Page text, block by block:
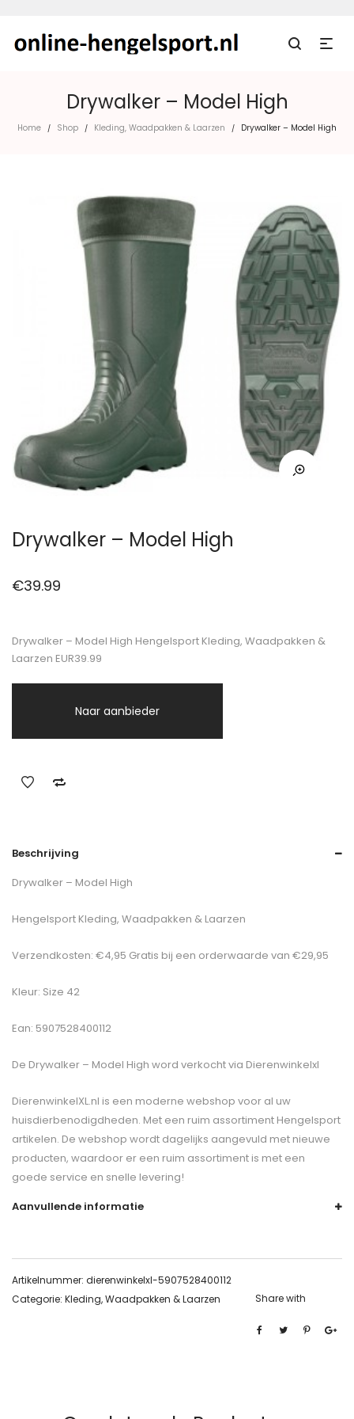
Drywalker – Model High
Home / Shop / Kleding, Waadpakken & Laarzen / Drywalker – Model High
Drywalker – Model High
€39.99
Drywalker – Model High Hengelsport Kleding, Waadpakken &
Laarzen EUR39.99
Naar aanbieder
Beschrijving
Drywalker – Model High
Hengelsport Kleding, Waadpakken & Laarzen
Verzendkosten: €4,95 Gratis bij een orderwaarde van €29,95
Kleur: Size 42
Ean: 5907528400112
De Drywalker – Model High word verkocht via Dierenwinkelxl
DierenwinkelXL.nl is een moderne webshop voor al uw
huisdierbenodigdheden. Met een ruim assortiment Hengelsport
artikelen. De webshop wordt dagelijks aangevuld met nieuwe
producten, waardoor er een ruim assortiment is met een
goede service en snelle levering!
Aanvullende informatie
Artikelnummer: dierenwinkelxl-5907528400112
Categorie: Kleding, Waadpakken & Laarzen Share with